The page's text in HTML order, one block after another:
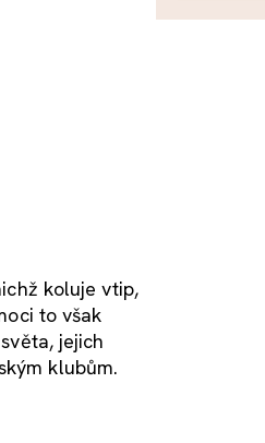
koluje vtip,
to však
jejich
klubům.